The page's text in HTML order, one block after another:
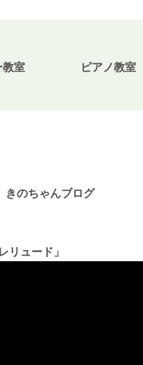
教室 ピアノ教室
きのちゃんブログ
リュード」